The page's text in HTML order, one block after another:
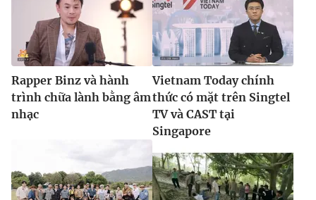
Rapper Binz và hành
trình chữa lành bằng âm
nhạc
Vietnam Today chính
thức có mặt trên Singtel
TV và CAST tại
Singapore